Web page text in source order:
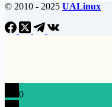
© 2010 - 2025 UALinux
0